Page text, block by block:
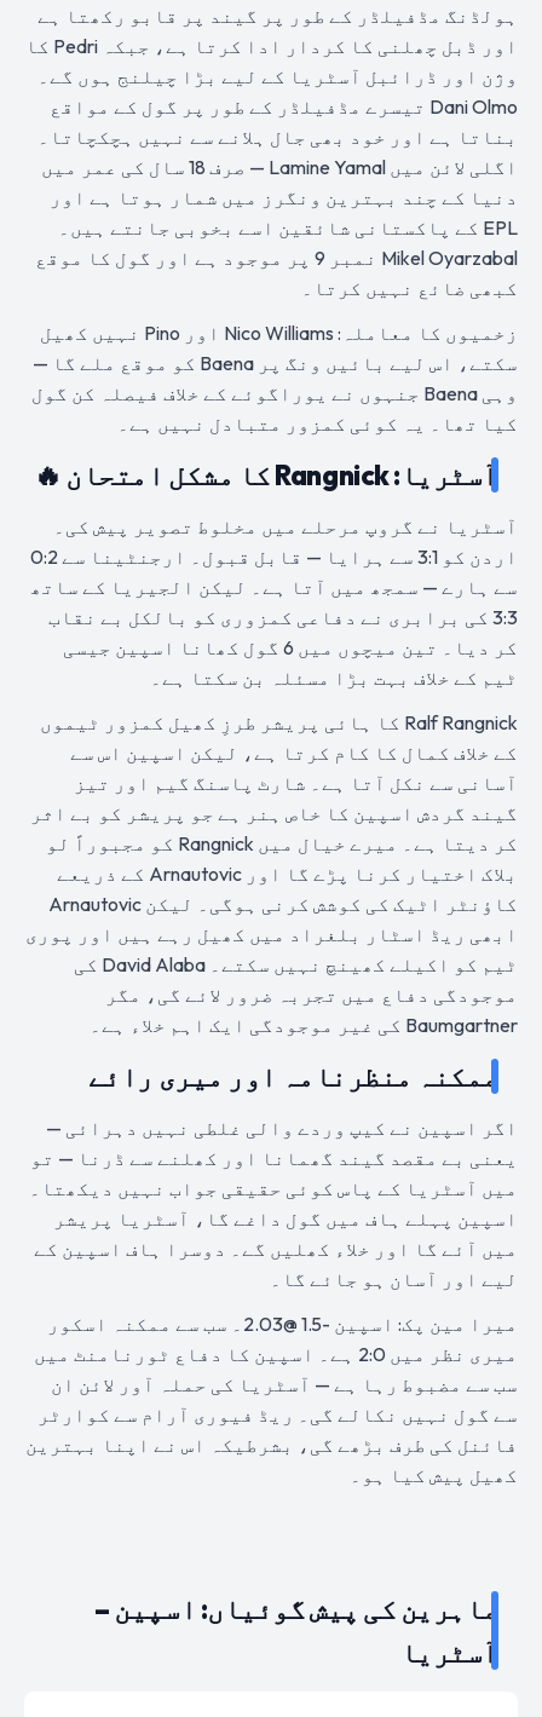
ہولڈنگ مڈفیلڈر کے طور پر گیند پر قابو رکھتا ہے
اور ڈبل چھلنی کا کردار ادا کرتا ہے، جبکہ Pedri کا
وژن اور ڈرائبل آسٹریا کے لیے بڑا چیلنج ہوں گے۔
Dani Olmo تیسرے مڈفیلڈر کے طور پر گول کے مواقع
بناتا ہے اور خود بھی جال ہلانے سے نہیں ہچکچاتا۔
اگلی لائن میں Lamine Yamal — صرف 18 سال کی عمر میں
دنیا کے چند بہترین ونگرز میں شمار ہوتا ہے اور
EPL کے پاکستانی شائقین اسے بخوبی جانتے ہیں۔
Mikel Oyarzabal نمبر 9 پر موجود ہے اور گول کا موقع
کبھی ضائع نہیں کرتا۔
زخمیوں کا معاملہ: Nico Williams اور Pino نہیں کھیل
سکتے، اس لیے بائیں ونگ پر Baena کو موقع ملے گا —
وہی Baena جنہوں نے یوراگوئے کے خلاف فیصلہ کن گول
کیا تھا۔ یہ کوئی کمزور متبادل نہیں ہے۔
آسٹریا: Rangnick کا مشکل امتحان 🔥
آسٹریا نے گروپ مرحلے میں مخلوط تصویر پیش کی۔
اردن کو 3:1 سے ہرایا — قابل قبول۔ ارجنٹینا سے 0:2
سے ہارے — سمجھ میں آتا ہے۔ لیکن الجیریا کے ساتھ
3:3 کی برابری نے دفاعی کمزوری کو بالکل بے نقاب
کر دیا۔ تین میچوں میں 6 گول کھانا اسپین جیسی
ٹیم کے خلاف بہت بڑا مسئلہ بن سکتا ہے۔
Ralf Rangnick کا ہائی پریشر طرزِ کھیل کمزور ٹیموں
کے خلاف کمال کا کام کرتا ہے، لیکن اسپین اس سے
آسانی سے نکل آتا ہے۔ شارٹ پاسنگ گیم اور تیز
گیند گردش اسپین کا خاص ہنر ہے جو پریشر کو بے اثر
کر دیتا ہے۔ میرے خیال میں Rangnick کو مجبوراً لو
بلاک اختیار کرنا پڑے گا اور Arnautovic کے ذریعے
کاؤنٹر اٹیک کی کوشش کرنی ہوگی۔ لیکن Arnautovic
ابھی ریڈ اسٹار بلغراد میں کھیل رہے ہیں اور پوری
ٹیم کو اکیلے کھینچ نہیں سکتے۔ David Alaba کی
موجودگی دفاع میں تجربہ ضرور لائے گی، مگر
Baumgartner کی غیر موجودگی ایک اہم خلاء ہے۔
ممکنہ منظرنامہ اور میری رائے
اگر اسپین نے کیپ وردے والی غلطی نہیں دہرائی —
یعنی بے مقصد گیند گھمانا اور کھلنے سے ڈرنا — تو
میں آسٹریا کے پاس کوئی حقیقی جواب نہیں دیکھتا۔
اسپین پہلے ہاف میں گول داغے گا، آسٹریا پریشر
میں آئے گا اور خلاء کھلیں گے۔ دوسرا ہاف اسپین کے
لیے اور آسان ہو جائے گا۔
میرا مین پک: اسپین -1.5 @2.03۔ سب سے ممکنہ اسکور
میری نظر میں 2:0 ہے۔ اسپین کا دفاع ٹورنامنٹ میں
سب سے مضبوط رہا ہے — آسٹریا کی حملہ آور لائن ان
سے گول نہیں نکالے گی۔ ریڈ فیوری آرام سے کوارٹر
فائنل کی طرف بڑھے گی، بشرطیکہ اس نے اپنا بہترین
کھیل پیش کیا ہو۔
ماہرین کی پیش گوئیاں: اسپین –
آسٹریا